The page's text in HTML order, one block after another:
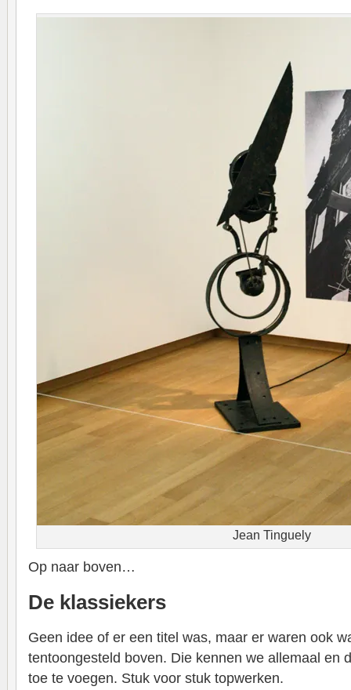
Jean Tinguely
Op naar boven…
De klassiekers
Geen idee of er een titel was, maar er waren ook
tentoongesteld boven. Die kennen we allemaal en
toe te voegen. Stuk voor stuk topwerken.